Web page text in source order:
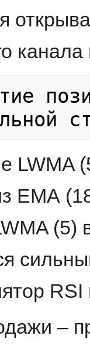
LWMA
ЕМА
(5)
RSI
–